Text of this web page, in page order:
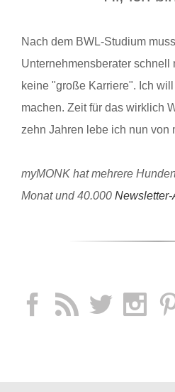
Nach dem BWL-Studium
Unternehmensberater schnell
keine "große Karriere". Ich
machen. Zeit für das wirklich
zehn Jahren lebe ich nun von
myMONK hat mehrere
Monat und 40.000